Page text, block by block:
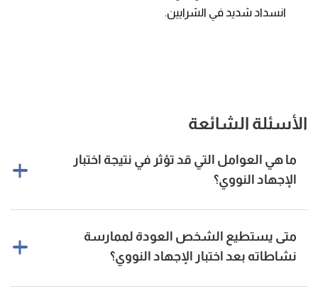
انسداد شديد في الشرايين.
الأسئلة الشائعة
ما هي العوامل التي قد تؤثر في نتيجة اختبار
الإجهاد النووي؟
النتائج الإيجابية الخاطئة، ولكن من الممكن اتخاذ إجراءات خاصة
لتجنب هذه المشكلة. [٦]
متى يستطيع الشخص العودة لممارسة
نشاطاته بعد اختبار الإجهاد النووي؟